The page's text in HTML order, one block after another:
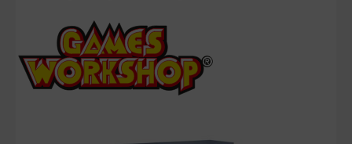
Bildergalerie überspringen